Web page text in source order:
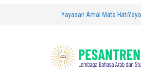
Yayasan Amal Mata Hati